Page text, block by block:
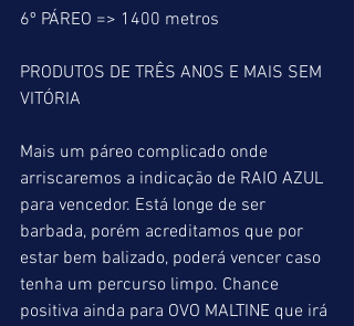
6º PÁREO => 1400 metros
PRODUTOS DE TRÊS ANOS E MAIS SEM
VITÓRIA
Mais um páreo complicado onde
arriscaremos a indicação de RAIO AZUL
para vencedor. Está longe de ser
barbada, porém acreditamos que por
estar bem balizado, poderá vencer caso
tenha um percurso limpo. Chance
positiva ainda para OVO MALTINE que irá